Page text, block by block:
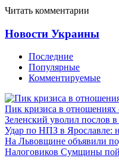
Читать комментарии
Новости Украины
Последние
Популярные
Комментируемые
Пик кризиса в
Зеленский уволил послов
Удар по НПЗ в Ярославле:
На Львовщине объявили
Налоговиков Сумщины